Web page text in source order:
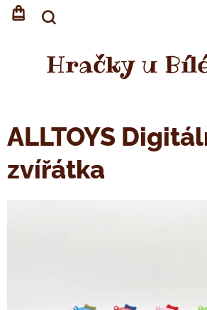
Hračky u
ALLTOYS
zvířátka